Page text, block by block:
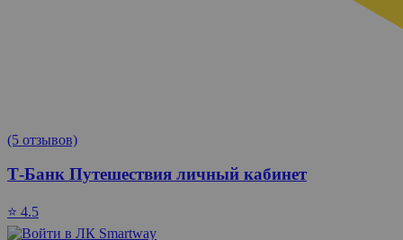
(5 отзывов)
Т-Банк Путешествия личный кабинет
⭐ 4.5